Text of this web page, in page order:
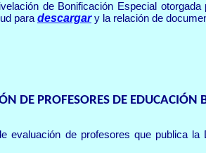
de Bonificación Especial
para descargary la relación de
DE PROFESORES DE EDUCACIÓN
evaluación de profesores que publica